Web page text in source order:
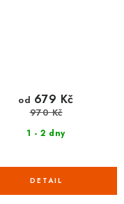
1 - 2 dny
od 679 Kč
970 Kč